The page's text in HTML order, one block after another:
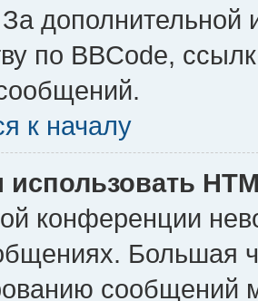
по BBCode,
к началу
использовать
конференции
Большая
сообщений